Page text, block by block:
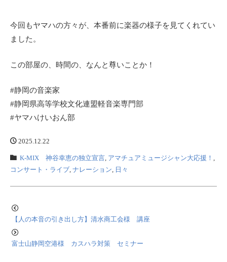
今回もヤマハの方々が、本番前に楽器の様子を見てくれてい
ました。
この部屋の、時間の、なんと尊いことか！
#静岡の音楽家
#静岡県高等学校文化連盟軽音楽専門部
#ヤマハけいおん部
2025.12.22
K-MIX 神谷幸恵の独立宣言 アマチュアミュージシャン大応援！
コンサート・ライブ ナレーション 日々
【人の本音の引き出し方】清水商工会様 講座
富士山静岡空港様 カスハラ対策 セミナー